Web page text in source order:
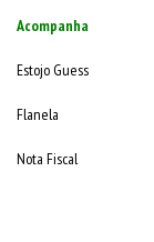
Acompanha
Estojo Guess
Flanela
Nota Fiscal